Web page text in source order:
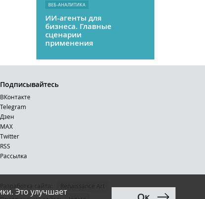
ВЕБ-АНАЛИТИКА
ИИ-агенты для
бизнеса. Главные
сценарии
применения
Это улучшает
Подписывайтесь
ВКонтакте
Telegram
Дзен
MAX
Тwitter
RSS
Рассылка